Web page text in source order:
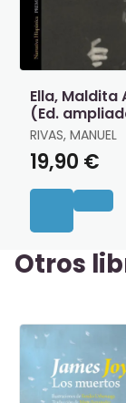
Ella, Maldita
(Ed.
RIVAS, MANUEL
19,90 €
Otros